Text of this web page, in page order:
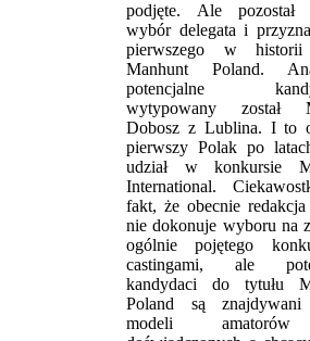
podjęte. Ale pozostał
wybór delegata i
pierwszego w historii
Manhunt Poland.
potencjalne
wytypowany został
Dobosz z Lublina. I to
pierwszy Polak po
udział w konkursie
International.
fakt, że obecnie
nie dokonuje wyboru na
ogólnie pojętego
castingami, ale
kandydaci do tytułu
Poland są
modeli